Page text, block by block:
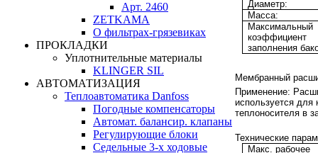
Арт. 2460
ZETKAMA
О фильтрах-грязевиках
ПРОКЛАДКИ
Уплотнительные материалы
KLINGER SIL
АВТОМАТИЗАЦИЯ
Теплоавтоматика Danfoss
Погодные компенсаторы
Автомат. балансир. клапаны
Регулирующие блоки
Седельные 3-х ходовые
Диаметр:
Масса:
Максимальный
коэффициент
заполнения
Мембранный
Применение:
используется для
теплоносителя в
Технические
Макс. рабочее